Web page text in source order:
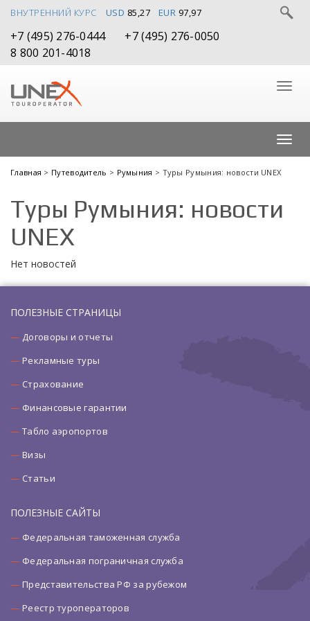
ВНУТРЕННИЙ КУРС USD 85,27 EUR 97,97
+7 (495) 276-0444
+7 (495) 276-0050
8 800 201-4018
Главная > Путеводитель > Румыния > Туры Румыния: новости UNEX
Туры Румыния: новости
UNEX
Нет новостей
ПОЛЕЗНЫЕ СТРАНИЦЫ
Договоры и отчеты
Рекламные туры
Страхование
Финансовые гарантии
Табло аэропортов
Визы
Статьи
ПОЛЕЗНЫЕ САЙТЫ
Федеральная таможенная служба
Федеральная пограничная служба
Представительства РФ за рубежом
Реестр туроператоров